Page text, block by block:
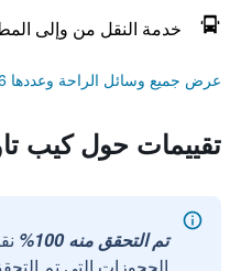
خدمة النقل من وإلى
عرض جميع وسائل الراحة وعددها 66
تقييمات حول كيب
تم التحقق منه 100%